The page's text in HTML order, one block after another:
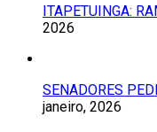
ITAPETUINGA:
2026
SENADORES
janeiro, 2026